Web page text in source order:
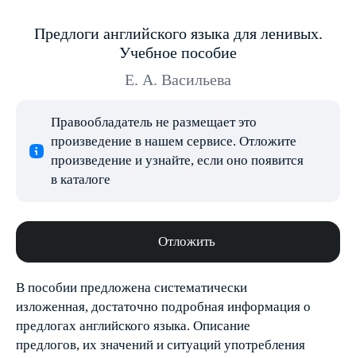
Предлоги английского языка для ленивых.
Учебное пособие
Е. А. Васильева
Правообладатель не размещает это
произведение в нашем сервисе. Отложите
произведение и узнайте, если оно появится
в каталоге
Отложить
В пособии предложена систематически
изложенная, достаточно подробная информация о
предлогах английского языка. Описание
предлогов, их значений и ситуаций употребления